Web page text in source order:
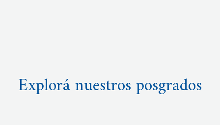
Explorá nuestros posgrados